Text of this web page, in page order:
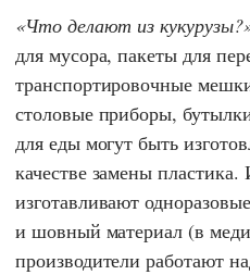
Что делают из кукурузы?
для мусора, пакеты для
транспортировочные
столовые приборы,
для еды могут быть
качестве замены
изготавливают
и шовный материал (в
производители работают